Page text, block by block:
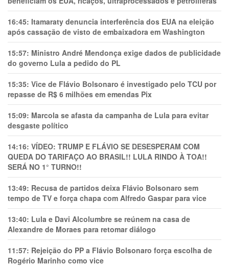
16:45: Itamaraty denuncia interferência dos EUA na eleição
após cassação de visto de embaixadora em Washington
15:57: Ministro André Mendonça exige dados de publicidade
do governo Lula a pedido do PL
15:35: Vice de Flávio Bolsonaro é investigado pelo TCU por
repasse de R$ 6 milhões em emendas Pix
15:09: Marcola se afasta da campanha de Lula para evitar
desgaste político
14:16: VÍDEO: TRUMP E FLÁVIO SE DESESPERAM COM
QUEDA DO TARIFAÇO AO BRASIL!! LULA RINDO À TOA!!
SERÁ NO 1° TURNO!!
13:49: Recusa de partidos deixa Flávio Bolsonaro sem
tempo de TV e força chapa com Alfredo Gaspar para vice
13:40: Lula e Davi Alcolumbre se reúnem na casa de
Alexandre de Moraes para retomar diálogo
11:57: Rejeição do PP a Flávio Bolsonaro força escolha de
Rogério Marinho como vice